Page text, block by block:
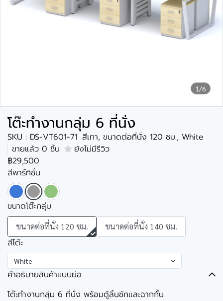
1/6
โต๊ะทำงานกลุ่ม 6 ที่นั่ง
SKU : DS-VT601-71 สีเทา, ขนาดต่อที่นั่ง 120 ซม., White
ขายแล้ว 0 ชิ้น
ยังไม่มีรีวิว
฿29,500
สีพาร์ทิชั่น
ขนาดโต๊ะกลุ่ม
ขนาดต่อที่นั่ง 120 ซม. ขนาดต่อที่นั่ง 140 ซม.
สีโต๊ะ
White
คำอธิบายสินค้าแบบย่อ
โต๊ะทำงานกลุ่ม 6 ที่นั่ง พร้อมตู้ลิ้นชักและฉากกั้น